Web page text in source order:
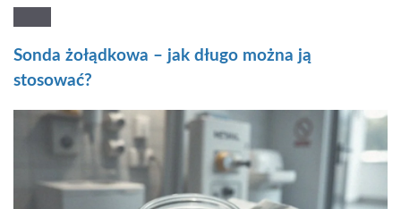
Sonda żołądkowa – jak długo można ją
stosować?